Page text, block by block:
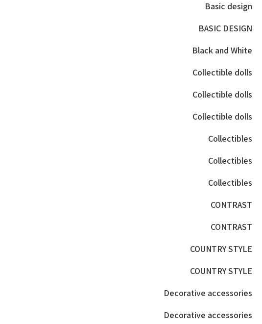
Basic design
BASIC DESIGN
Black and White
Collectible dolls
Collectible dolls
Collectible dolls
Collectibles
Collectibles
Collectibles
CONTRAST
CONTRAST
COUNTRY STYLE
COUNTRY STYLE
Decorative accessories
Decorative accessories